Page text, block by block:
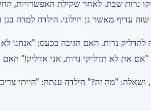
נרות שבת. לאחר שקילת האפשרויות,
נרות. האם הגיבה בכעס: "אנחנו לא
"מה זה?" הילדה ענתה: "הייתי